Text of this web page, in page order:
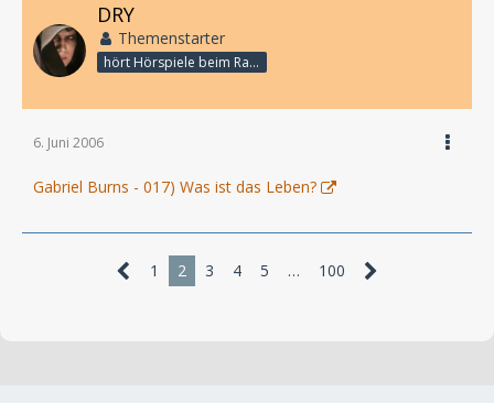
DRY
Themenstarter
hört Hörspiele beim Rasenmähen
6. Juni 2006
Gabriel Burns - 017) Was ist das Leben?
1 2 3 4 5 … 100